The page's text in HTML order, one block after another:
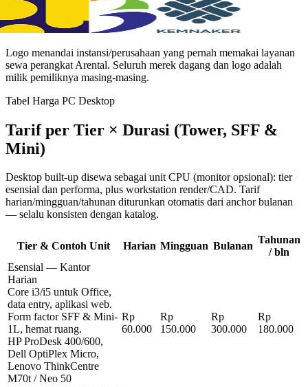
Logo menandai instansi/perusahaan yang pernah memakai layanan
sewa perangkat Arental. Seluruh merek dagang dan logo adalah
milik pemiliknya masing-masing.
Tabel Harga PC Desktop
Tarif per Tier × Durasi (Tower, SFF &
Mini)
Desktop built-up disewa sebagai unit CPU (monitor opsional): tier
esensial dan performa, plus workstation render/CAD. Tarif
harian/mingguan/tahunan diturunkan otomatis dari anchor bulanan
— selalu konsisten dengan katalog.
Tier & Contoh Unit Harian Mingguan Bulanan
Tahunan
/ bln
Esensial — Kantor
Harian
Core i3/i5 untuk Office,
data entry, aplikasi web.
Form factor SFF & Mini-
1L, hemat ruang.
HP ProDesk 400/600,
Dell OptiPlex Micro,
Lenovo ThinkCentre
M70t / Neo 50
Rp
60.000
Rp
150.000
Rp
300.000
Rp
180.000